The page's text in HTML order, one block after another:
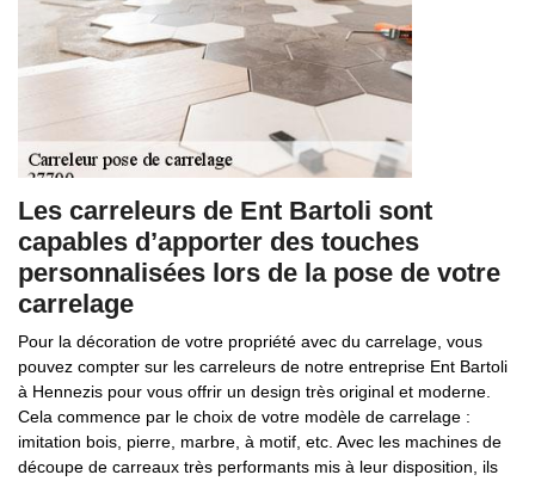
Les carreleurs de Ent Bartoli sont
capables d’apporter des touches
personnalisées lors de la pose de votre
carrelage
Pour la décoration de votre propriété avec du carrelage, vous
pouvez compter sur les carreleurs de notre entreprise Ent Bartoli
à Hennezis pour vous offrir un design très original et moderne.
Cela commence par le choix de votre modèle de carrelage :
imitation bois, pierre, marbre, à motif, etc. Avec les machines de
découpe de carreaux très performants mis à leur disposition, ils